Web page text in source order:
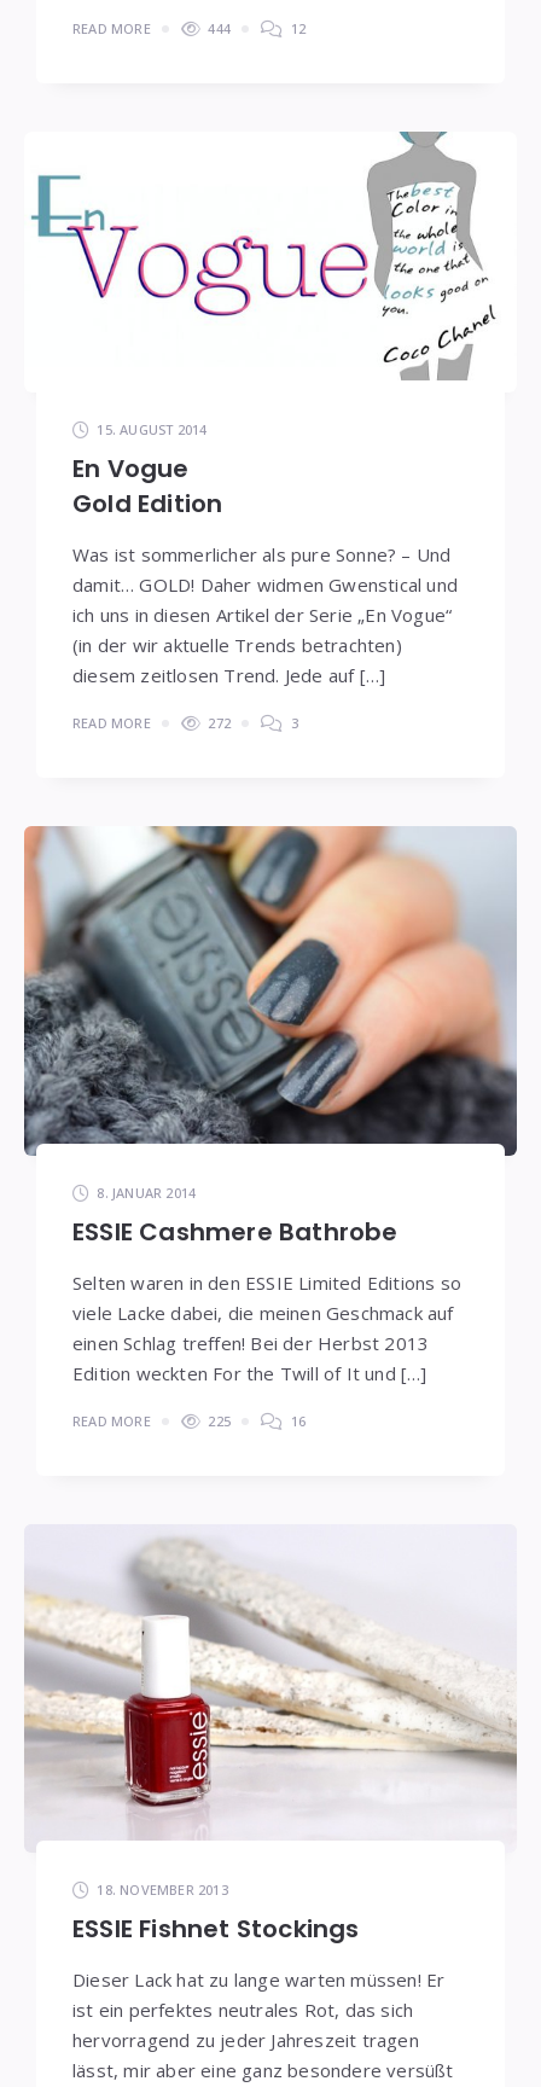
READ MORE 444 12
15. AUGUST 2014
En Vogue
Gold Edition
Was ist sommerlicher als pure Sonne? – Und
damit… GOLD! Daher widmen Gwenstical und
ich uns in diesen Artikel der Serie „En Vogue“
(in der wir aktuelle Trends betrachten)
diesem zeitlosen Trend. Jede auf […]
READ MORE 272 3
8. JANUAR 2014
ESSIE Cashmere Bathrobe
Selten waren in den ESSIE Limited Editions so
viele Lacke dabei, die meinen Geschmack auf
einen Schlag treffen! Bei der Herbst 2013
Edition weckten For the Twill of It und […]
READ MORE 225 16
18. NOVEMBER 2013
ESSIE Fishnet Stockings
Dieser Lack hat zu lange warten müssen! Er
ist ein perfektes neutrales Rot, das sich
hervorragend zu jeder Jahreszeit tragen
lässt, mir aber eine ganz besondere versüßt